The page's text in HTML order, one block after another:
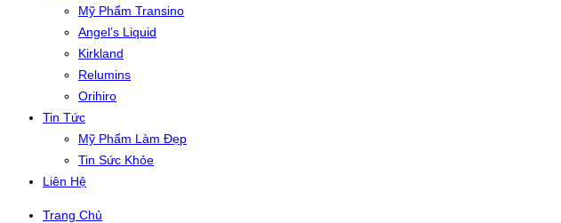
Mỹ Phẩm Transino
Angel’s Liquid
Kirkland
Relumins
Orihiro
Tin Tức
Mỹ Phẩm Làm Đẹp
Tin Sức Khỏe
Liên Hệ
Trang Chủ